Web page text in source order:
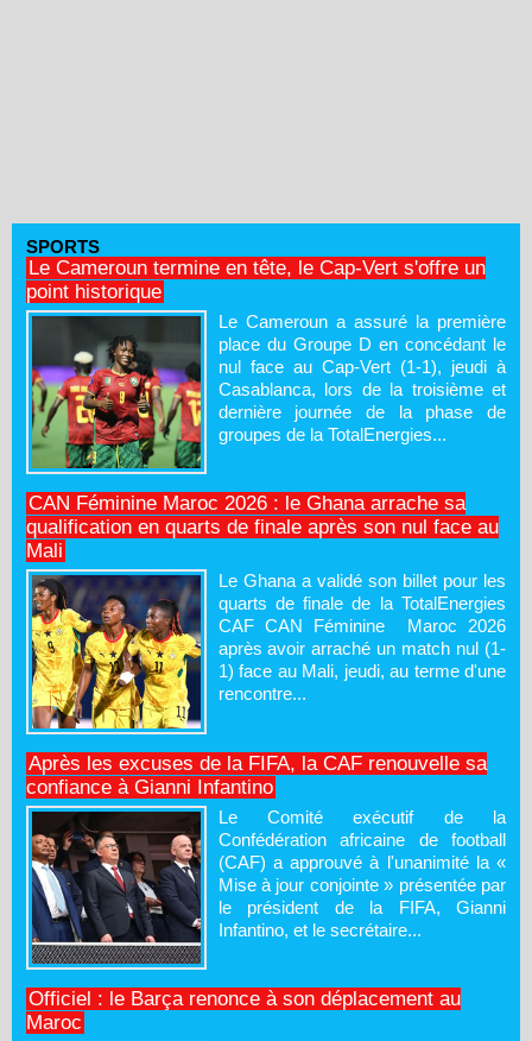
SPORTS
Le Cameroun termine en tête, le Cap-Vert s'offre un
point historique
Le Cameroun a assuré la première
place du Groupe D en concédant le
nul face au Cap-Vert (1-1), jeudi à
Casablanca, lors de la troisième et
dernière journée de la phase de
groupes de la TotalEnergies...
CAN Féminine Maroc 2026 : le Ghana arrache sa
qualification en quarts de finale après son nul face au
Mali
Le Ghana a validé son billet pour les
quarts de finale de la TotalEnergies
CAF CAN Féminine Maroc 2026
après avoir arraché un match nul (1-
1) face au Mali, jeudi, au terme d'une
rencontre...
Après les excuses de la FIFA, la CAF renouvelle sa
confiance à Gianni Infantino
Le Comité exécutif de la
Confédération africaine de football
(CAF) a approuvé à l'unanimité la «
Mise à jour conjointe » présentée par
le président de la FIFA, Gianni
Infantino, et le secrétaire...
Officiel : le Barça renonce à son déplacement au
Maroc